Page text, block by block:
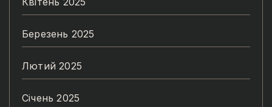
Березень 2025
Лютий 2025
Січень 2025